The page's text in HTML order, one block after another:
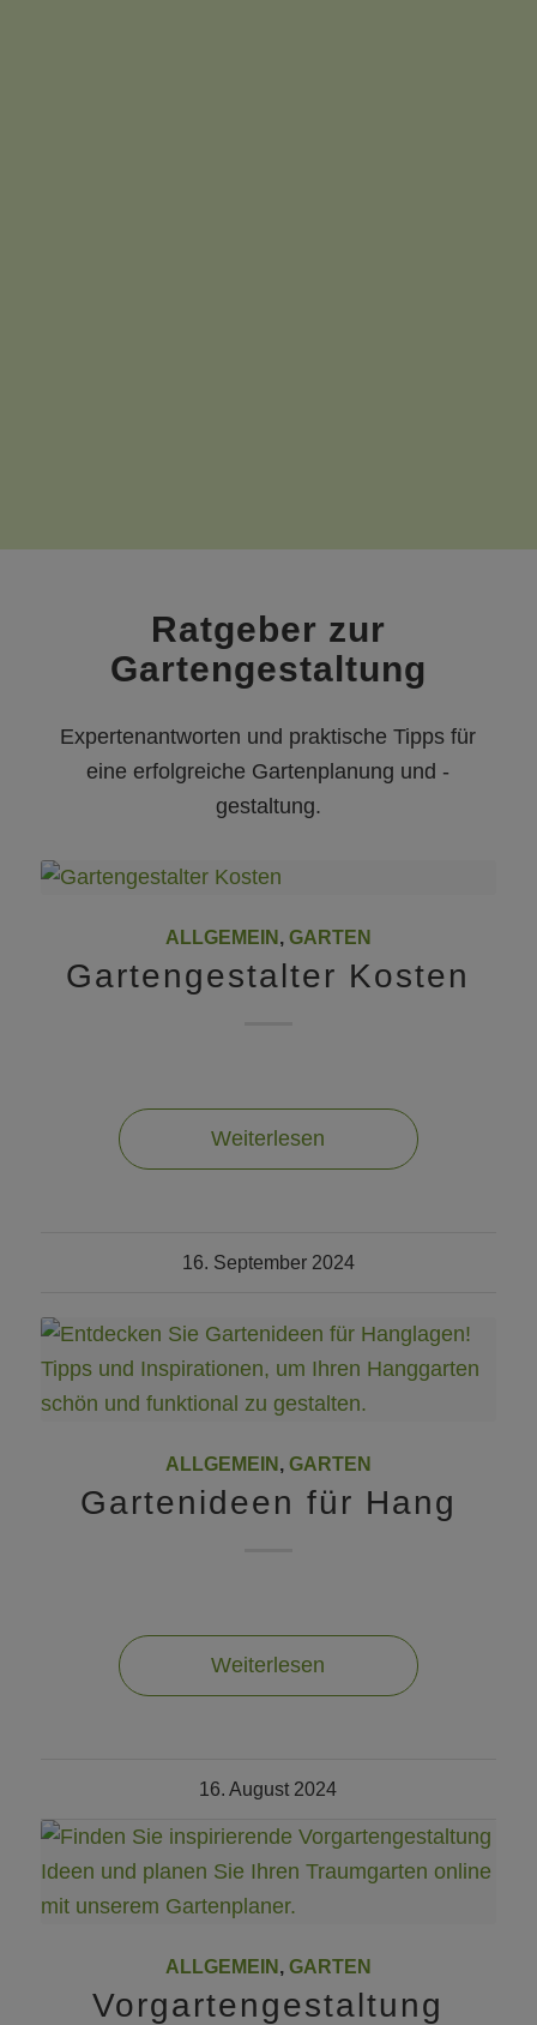
Ratgeber zur
Gartengestaltung
Expertenantworten und praktische Tipps für
eine erfolgreiche Gartenplanung und -
gestaltung.
ALLGEMEIN, GARTEN
Gartengestalter Kosten
Weiterlesen
16. September 2024
ALLGEMEIN, GARTEN
Gartenideen für Hang
Weiterlesen
16. August 2024
ALLGEMEIN, GARTEN
Vorgartengestaltung